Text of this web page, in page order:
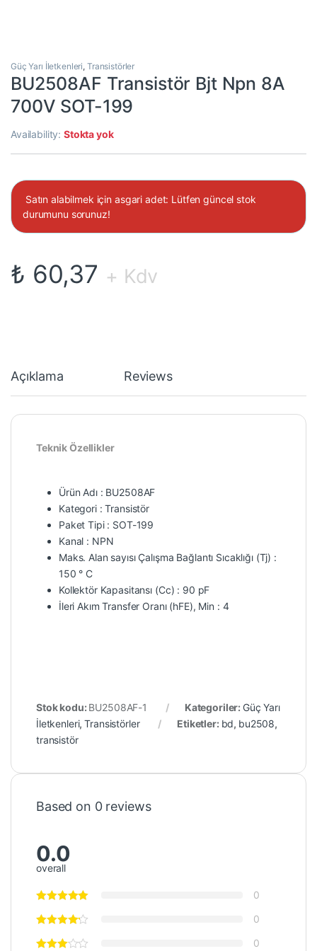
Güç Yarı İletkenleri, Transistörler
BU2508AF Transistör Bjt Npn 8A
700V SOT-199
Availability:Stokta yok
Satın alabilmek için asgari adet: Lütfen güncel stok
durumunu sorunuz!
₺ 60,37 + Kdv
Açıklama Reviews
Teknik Özellikler
Ürün Adı : BU2508AF
Kategori : Transistör
Paket Tipi : SOT-199
Kanal : NPN
Maks. Alan sayısı Çalışma Bağlantı Sıcaklığı (Tj) :
150 ° C
Kollektör Kapasitansı (Cc) : 90 pF
İleri Akım Transfer Oranı (hFE), Min : 4
Stok kodu: BU2508AF-1 Kategoriler: Güç Yarı
İletkenleri,Transistörler Etiketler: bd, bu2508,
transistör
Based on 0 reviews
0.0
overall
0
0
0